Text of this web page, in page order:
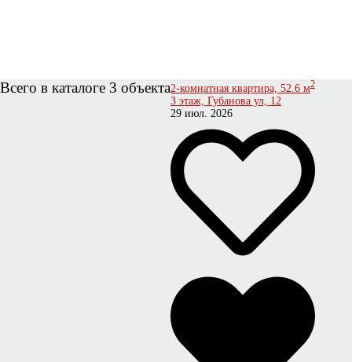
Всего в каталоге 3 объекта2-комнатная квартира, 52.6 м2
3 этаж, Губанова ул, 12
29 июл. 2026